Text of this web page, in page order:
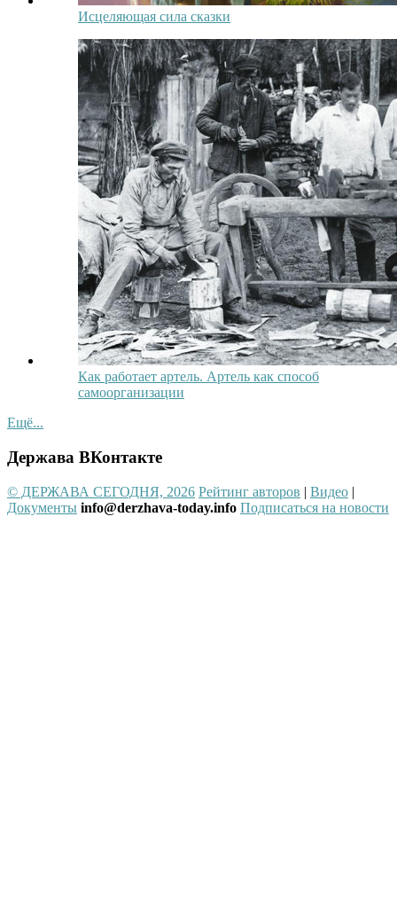
Исцеляющая сила сказки
Как работает артель. Артель как способ
самоорганизации
Ещё...
Держава ВКонтакте
© ДЕРЖАВА СЕГОДНЯ, 2026 Рейтинг авторов | Видео |
Документы info@derzhava-today.info Подписаться на новости